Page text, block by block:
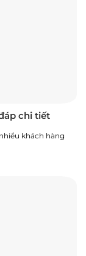
chi tiết
khách hàng